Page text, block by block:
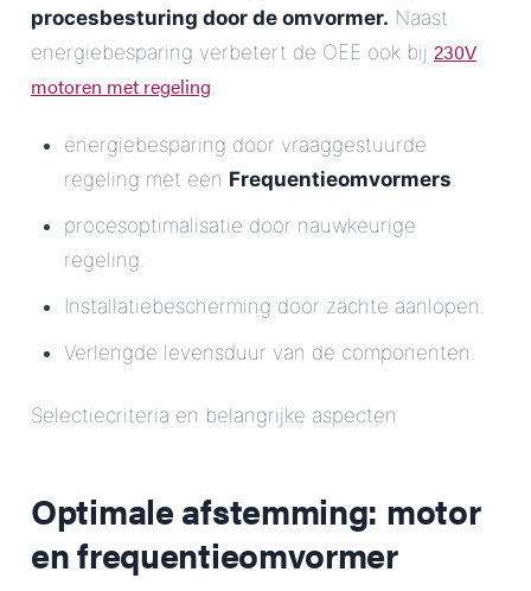
procesbesturing door de omvormer. Naast
energiebesparing verbetert de OEE ook bij 230V
motoren met regeling.
energiebesparing door vraaggestuurde
regeling met een Frequentieomvormers.
procesoptimalisatie door nauwkeurige
regeling.
Installatiebescherming door zachte aanlopen.
Verlengde levensduur van de componenten.
Selectiecriteria en belangrijke aspecten
Optimale afstemming: motor
en frequentieomvormer